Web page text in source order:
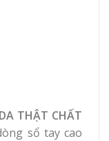
THẬT CHẤT
sổ tay cao